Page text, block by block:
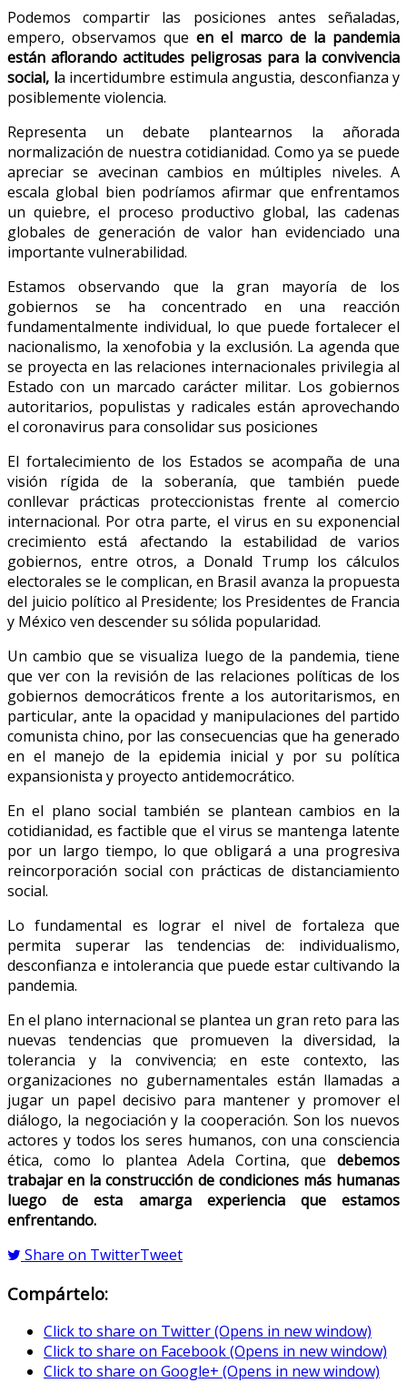
Podemos compartir las posiciones antes señaladas,
empero, observamos que en el marco de la pandemia
están aflorando actitudes peligrosas para la convivencia
social, la incertidumbre estimula angustia, desconfianza y
posiblemente violencia.
Representa un debate plantearnos la añorada
normalización de nuestra cotidianidad. Como ya se puede
apreciar se avecinan cambios en múltiples niveles. A
escala global bien podríamos afirmar que enfrentamos
un quiebre, el proceso productivo global, las cadenas
globales de generación de valor han evidenciado una
importante vulnerabilidad.
Estamos observando que la gran mayoría de los
gobiernos se ha concentrado en una reacción
fundamentalmente individual, lo que puede fortalecer el
nacionalismo, la xenofobia y la exclusión. La agenda que
se proyecta en las relaciones internacionales privilegia al
Estado con un marcado carácter militar. Los gobiernos
autoritarios, populistas y radicales están aprovechando
el coronavirus para consolidar sus posiciones
El fortalecimiento de los Estados se acompaña de una
visión rígida de la soberanía, que también puede
conllevar prácticas proteccionistas frente al comercio
internacional. Por otra parte, el virus en su exponencial
crecimiento está afectando la estabilidad de varios
gobiernos, entre otros, a Donald Trump los cálculos
electorales se le complican, en Brasil avanza la propuesta
del juicio político al Presidente; los Presidentes de Francia
y México ven descender su sólida popularidad.
Un cambio que se visualiza luego de la pandemia, tiene
que ver con la revisión de las relaciones políticas de los
gobiernos democráticos frente a los autoritarismos, en
particular, ante la opacidad y manipulaciones del partido
comunista chino, por las consecuencias que ha generado
en el manejo de la epidemia inicial y por su política
expansionista y proyecto antidemocrático.
En el plano social también se plantean cambios en la
cotidianidad, es factible que el virus se mantenga latente
por un largo tiempo, lo que obligará a una progresiva
reincorporación social con prácticas de distanciamiento
social.
Lo fundamental es lograr el nivel de fortaleza que
permita superar las tendencias de: individualismo,
desconfianza e intolerancia que puede estar cultivando la
pandemia.
En el plano internacional se plantea un gran reto para las
nuevas tendencias que promueven la diversidad, la
tolerancia y la convivencia; en este contexto, las
organizaciones no gubernamentales están llamadas a
jugar un papel decisivo para mantener y promover el
diálogo, la negociación y la cooperación. Son los nuevos
actores y todos los seres humanos, con una consciencia
ética, como lo plantea Adela Cortina, que debemos
trabajar en la construcción de condiciones más humanas
luego de esta amarga experiencia que estamos
enfrentando.
Share on TwitterTweet
Compártelo:
Click to share on Twitter (Opens in new window)
Click to share on Facebook (Opens in new window)
Click to share on Google+ (Opens in new window)